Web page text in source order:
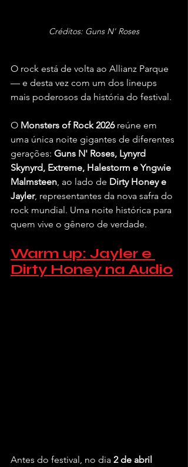
Créditos: Guns N' Roses
O rock está de volta ao Allianz Parque
— e desta vez com um dos lineups
mais poderosos da história do festival.
O Monsters of Rock 2026 reúne em
uma única noite gigantes de diferentes
gerações: Guns N' Roses, Lynyrd
Skynyrd, Extreme, Halestorm e Yngwie
Malmsteen, ao lado de Dirty Honey e
Jayler, representantes da nova safra do
rock mundial. Uma noite histórica para
quem vive o gênero de verdade.
Warm up: Jayler e
Dirty Honey na Audio
Antes do festival, no dia 2 de abril